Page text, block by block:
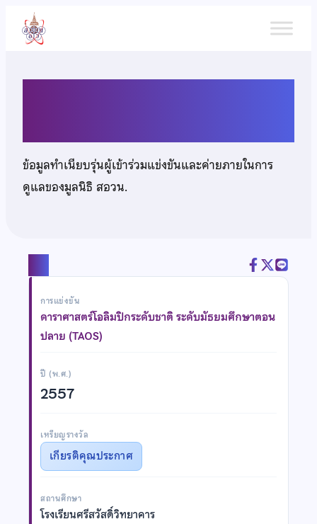
เนื้อหา
ข้อมูลทำเนียบรุ่นผู้เข้าร่วมแข่งขันและค่ายภายในการ
ดูแลของมูลนิธิ สอวน.
การแข่งขัน
ดาราศาสตร์โอลิมปิกระดับชาติ ระดับมัธยมศึกษาตอน
ปลาย (TAOS)
ปี (พ.ศ.)
2557
เหรียญรางวัล
เกียรติคุณประกาศ
สถานศึกษา
โรงเรียนศรีสวัสดิ์วิทยาคาร